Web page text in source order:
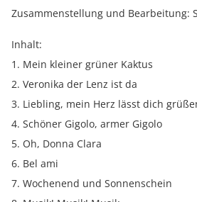
Zusammenstellung und Bearbeitung:
Inhalt:
1. Mein kleiner grüner Kaktus
2. Veronika der Lenz ist da
3. Liebling, mein Herz lässt dich
4. Schöner Gigolo, armer Gigolo
5. Oh, Donna Clara
6. Bel ami
7. Wochenend und Sonnenschein